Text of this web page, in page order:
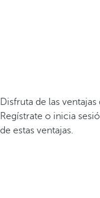
Disfruta de las
Regístrate o inicia
de estas ventajas.